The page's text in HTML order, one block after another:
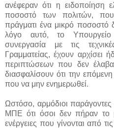
ανέφεραν ότι η ειδοποίηση
ποσοστό των πολιτών,
πράγματι ένα μικρό ποσοστό
λόγο αυτό, το Υπουργείο
συνεργασία με τις
Γραμματείας, έχουν αρχίσει
περιπτώσεων που δεν
διασφαλίσουν ότι την
που να μην ενημερωθεί.
Ωστόσο, αρμόδιοι
ΜΠΕ ότι όσοι δεν πήραν το
ενέργειες που γίνονται από